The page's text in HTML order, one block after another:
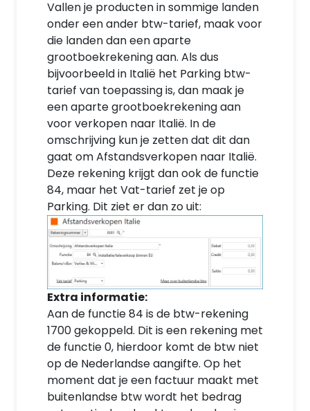
Vallen je producten in sommige landen
onder een ander btw-tarief, maak voor
die landen dan een aparte
grootboekrekening aan. Als dus
bijvoorbeeld in Italië het Parking btw-
tarief van toepassing is, dan maak je
een aparte grootboekrekening aan
voor verkopen naar Italië. In de
omschrijving kun je zetten dat dit dan
gaat om Afstandsverkopen naar Italië.
Deze rekening krijgt dan ook de functie
84, maar het Vat-tarief zet je op
Parking. Dit ziet er dan zo uit:
Extra informatie:
Aan de functie 84 is de btw-rekening
1700 gekoppeld. Dit is een rekening met
de functie 0, hierdoor komt de btw niet
op de Nederlandse aangifte. Op het
moment dat je een factuur maakt met
buitenlandse btw wordt het bedrag